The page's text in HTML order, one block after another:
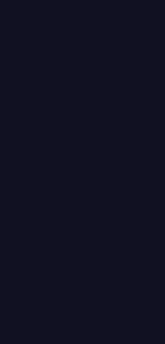
wenig
zu einer
geringe